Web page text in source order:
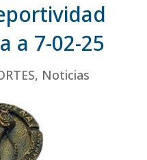
a 7-02-25
, Noticias